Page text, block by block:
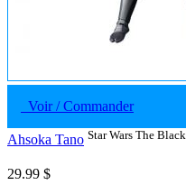
Voir / Commander
Ahsoka Tano Star Wars The
29.99 $